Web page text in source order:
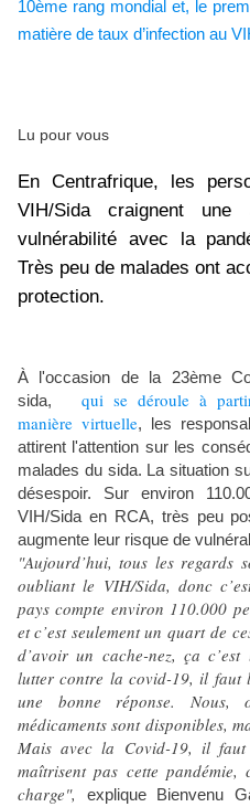
10ème rang mondial et, le
matière de taux d’infection au
Lu pour vous
En Centrafrique, les
VIH/Sida craignent une
vulnérabilité avec la
Très peu de malades ont
protection.
À l'occasion de la 23ème
sida,
qui se déroule à
manière virtuelle, les
attirent l'attention sur les
malades du sida. La situation
désespoir. Sur environ
VIH/Sida en RCA, très peu
augmente leur risque de
"Aujourd’hui, tous les regards
oubliant le VIH/Sida, donc
pays compte environ 110.000
et c’est seulement un quart de
d’avoir un cache-nez, ça
lutter contre la covid-19, il
une bonne réponse. Nous,
médicaments sont disponibles,
Mais avec la Covid-19, il faut
maîtrisent pas cette
charge",
explique Bienvenu